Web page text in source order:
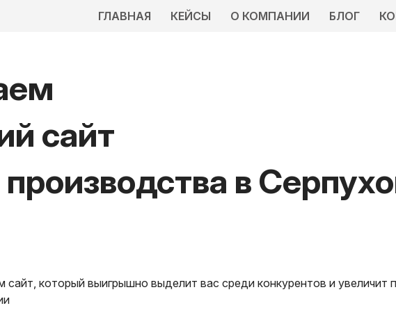
ГЛАВНАЯ КЕЙСЫ О КОМПАНИИ БЛОГ
сайт
в
сайт, который выигрышно выделит вас среди конкурентов и увеличит